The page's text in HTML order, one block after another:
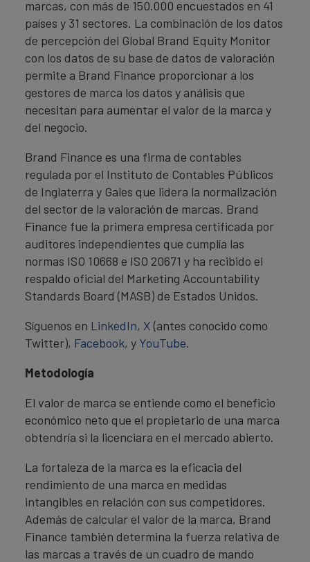
marcas, con más de 150.000 encuestados en 41
países y 31 sectores. La combinación de los datos
de percepción del Global Brand Equity Monitor
con los datos de su base de datos de valoración
permite a Brand Finance proporcionar a los
gestores de marca los datos y análisis que
necesitan para aumentar el valor de la marca y
del negocio.
Brand Finance es una firma de contables
regulada por el Instituto de Contables Públicos
de Inglaterra y Gales que lidera la normalización
del sector de la valoración de marcas. Brand
Finance fue la primera empresa certificada por
auditores independientes que cumplía las
normas ISO 10668 e ISO 20671 y ha recibido el
respaldo oficial del Marketing Accountability
Standards Board (MASB) de Estados Unidos.
Síguenos en LinkedIn, X (antes conocido como
Twitter), Facebook, y YouTube.
Metodología
El valor de marca se entiende como el beneficio
económico neto que el propietario de una marca
obtendría si la licenciara en el mercado abierto.
La fortaleza de la marca es la eficacia del
rendimiento de una marca en medidas
intangibles en relación con sus competidores.
Además de calcular el valor de la marca, Brand
Finance también determina la fuerza relativa de
las marcas a través de un cuadro de mando